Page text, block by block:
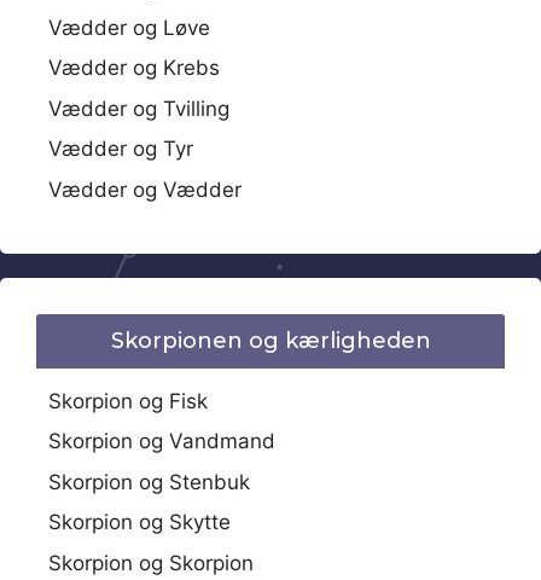
Vædder og Løve
Vædder og Krebs
Vædder og Tvilling
Vædder og Tyr
Vædder og Vædder
Skorpionen og kærligheden
Skorpion og Fisk
Skorpion og Vandmand
Skorpion og Stenbuk
Skorpion og Skytte
Skorpion og Skorpion